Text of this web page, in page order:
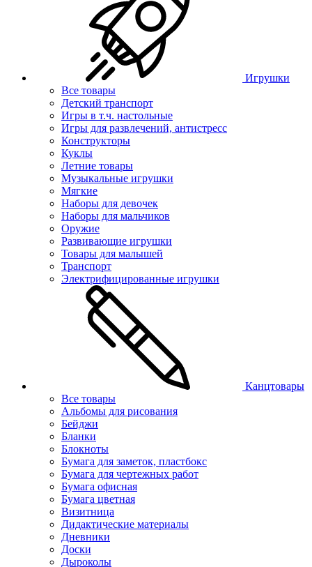
Игрушки
Все товары
Детский транспорт
Игры в т.ч. настольные
Игры для развлечений, антистресс
Конструкторы
Куклы
Летние товары
Музыкальные игрушки
Мягкие
Наборы для девочек
Наборы для мальчиков
Оружие
Развивающие игрушки
Товары для малышей
Транспорт
Электрифицированные игрушки
Канцтовары
Все товары
Альбомы для рисования
Бейджи
Бланки
Блокноты
Бумага для заметок, пластбокс
Бумага для чертежных работ
Бумага офисная
Бумага цветная
Визитница
Дидактические материалы
Дневники
Доски
Дыроколы